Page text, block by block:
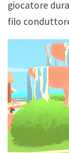
giocatore
filo